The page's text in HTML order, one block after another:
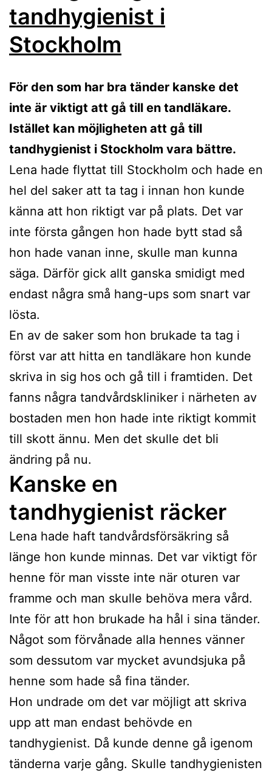
tandhygienist i
Stockholm
För den som har bra tänder kanske det
inte är viktigt att gå till en tandläkare.
Istället kan möjligheten att gå till
tandhygienist i Stockholm vara bättre.
Lena hade flyttat till Stockholm och hade en
hel del saker att ta tag i innan hon kunde
känna att hon riktigt var på plats. Det var
inte första gången hon hade bytt stad så
hon hade vanan inne, skulle man kunna
säga. Därför gick allt ganska smidigt med
endast några små hang-ups som snart var
lösta.
En av de saker som hon brukade ta tag i
först var att hitta en tandläkare hon kunde
skriva in sig hos och gå till i framtiden. Det
fanns några tandvårdskliniker i närheten av
bostaden men hon hade inte riktigt kommit
till skott ännu. Men det skulle det bli
ändring på nu.
Kanske en
tandhygienist räcker
Lena hade haft tandvårdsförsäkring så
länge hon kunde minnas. Det var viktigt för
henne för man visste inte när oturen var
framme och man skulle behöva mera vård.
Inte för att hon brukade ha hål i sina tänder.
Något som förvånade alla hennes vänner
som dessutom var mycket avundsjuka på
henne som hade så fina tänder.
Hon undrade om det var möjligt att skriva
upp att man endast behövde en
tandhygienist. Då kunde denne gå igenom
tänderna varje gång. Skulle tandhygienisten